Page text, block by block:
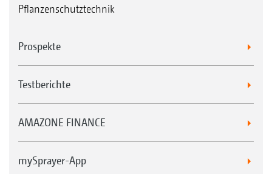
Pflanzenschutztechnik
Prospekte
Testberichte
AMAZONE FINANCE
mySprayer-App